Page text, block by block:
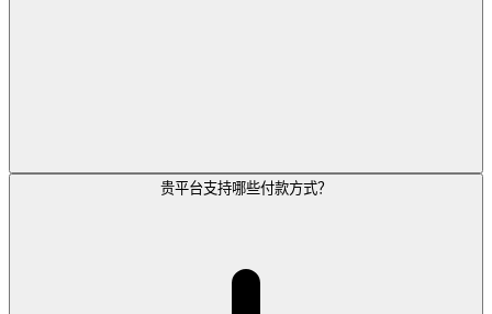
贵平台支持哪些付款方式？